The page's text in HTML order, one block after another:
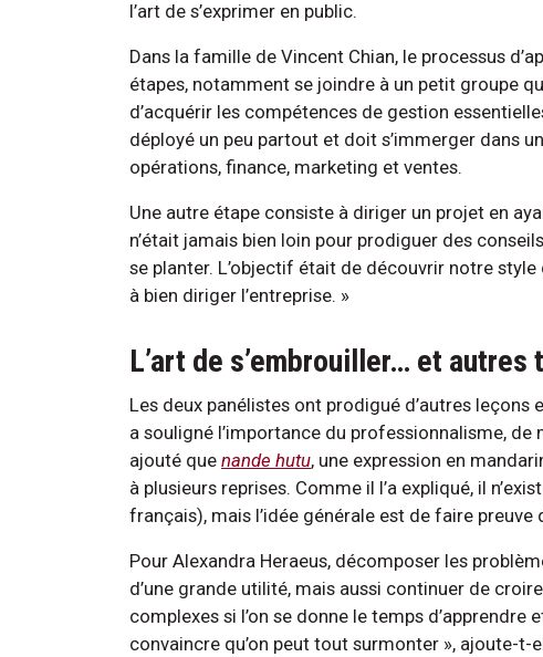
l’art de s’exprimer en public.
Dans la famille de Vincent Chian, le processus
étapes, notamment se joindre à un petit groupe
d’acquérir les compétences de gestion
déployé un peu partout et doit s’immerger dans
opérations, finance, marketing et ventes.
Une autre étape consiste à diriger un projet en
n’était jamais bien loin pour prodiguer des
se planter. L’objectif était de découvrir notre
à bien diriger l’entreprise. »
L’art de s’embrouiller… et
Les deux panélistes ont prodigué d’autres leçons
a souligné l’importance du professionnalisme,
ajouté que nande hutu, une expression en
à plusieurs reprises. Comme il l’a expliqué, il
français), mais l’idée générale est de faire preuve
Pour Alexandra Heraeus, décomposer les
d’une grande utilité, mais aussi continuer de
complexes si l’on se donne le temps
convaincre qu’on peut tout surmonter », ajoute-t-